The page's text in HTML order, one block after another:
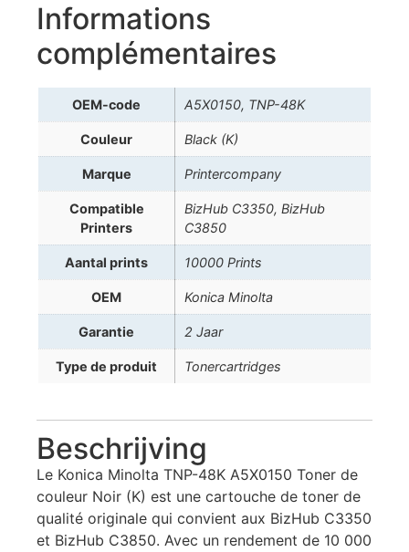
Informations
complémentaires
OEM-code A5X0150, TNP-48K
Couleur Black (K)
Marque Printercompany
Compatible
Printers
BizHub C3350, BizHub
C3850
Aantal prints 10000 Prints
OEM Konica Minolta
Garantie 2 Jaar
Type de produit Tonercartridges
Beschrijving
Le Konica Minolta TNP-48K A5X0150 Toner de
couleur Noir (K) est une cartouche de toner de
qualité originale qui convient aux BizHub C3350
et BizHub C3850. Avec un rendement de 10 000